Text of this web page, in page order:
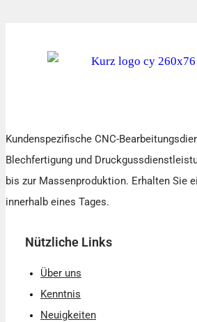
Kundenspezifische CNC-
Blechfertigung und
bis zur Massenproduktion. Erhalten Sie
innerhalb eines Tages.
Nützliche Links
Über uns
Kenntnis
Neuigkeiten